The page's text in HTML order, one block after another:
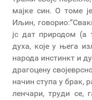
мајке син. О томе
Иљин,
јс дат природом
духа, које у њега
народа инстинкт и
драгоцену
начин ступа у брак,
ленчари, труди се,